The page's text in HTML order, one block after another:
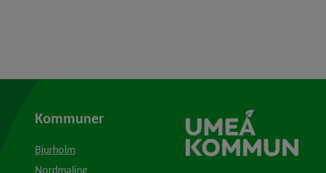
Kommuner
Bjurholm
Nordmaling